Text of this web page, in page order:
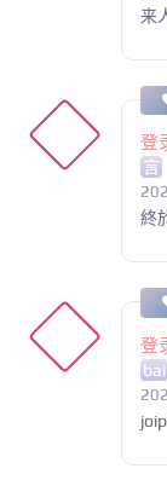
来
登
言
終
登
bai